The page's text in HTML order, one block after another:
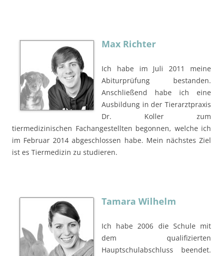
Max Richter
Ich habe im Juli 2011 meine
Abiturprüfung bestanden.
Anschließend habe ich eine
Ausbildung in der Tierarztpraxis
Dr. Koller zum
tiermedizinischen Fachangestellten begonnen, welche ich
im Februar 2014 abgeschlossen habe. Mein nächstes Ziel
ist es Tiermedizin zu studieren.
Tamara Wilhelm
Ich habe 2006 die Schule mit
dem qualifizierten
Hauptschulabschluss beendet.